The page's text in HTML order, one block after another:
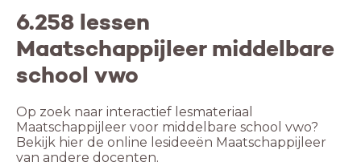
6.258 lessen
Maatschappijleer middelbare
school vwo
Op zoek naar interactief lesmateriaal
Maatschappijleer voor middelbare school vwo?
Bekijk hier de online lesideeën Maatschappijleer
van andere docenten.